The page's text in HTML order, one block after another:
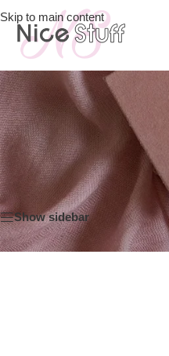
Skip to main content
Inicio Accesorios/Lentes de sol
Show sidebar